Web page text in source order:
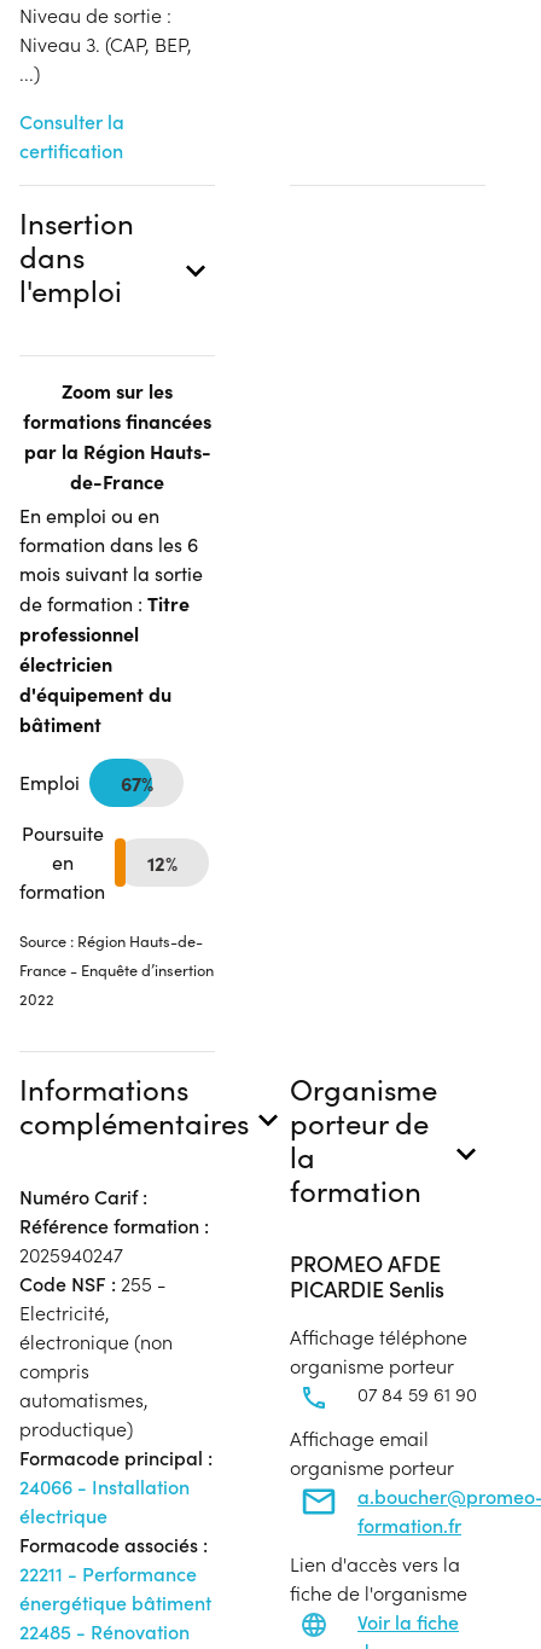
Niveau de sortie :
Niveau 3. (CAP, BEP,
...)
Consulter la
certification
Insertion
dans
l'emploi
Zoom sur les
formations financées
par la Région Hauts-
de-France
En emploi ou en
formation dans les 6
mois suivant la sortie
de formation : Titre
professionnel
électricien
d'équipement du
bâtiment
Emploi 67%
Poursuite
en
formation
12%
Source : Région Hauts-de-
France - Enquête d’insertion
2022
Informations
complémentaires
Numéro Carif :
Référence formation :
2025940247
Code NSF : 255 -
Electricité,
électronique (non
compris
automatismes,
productique)
Formacode principal :
24066 - Installation
électrique
Formacode associés :
22211 - Performance
énergétique bâtiment
22485 - Rénovation
Organisme
porteur de
la
formation
PROMEO AFDE
PICARDIE Senlis
Affichage téléphone
organisme porteur
07 84 59 61 90
Affichage email
organisme porteur
formation.fr
Lien d'accès vers la
fiche de l'organisme
Voir la fiche